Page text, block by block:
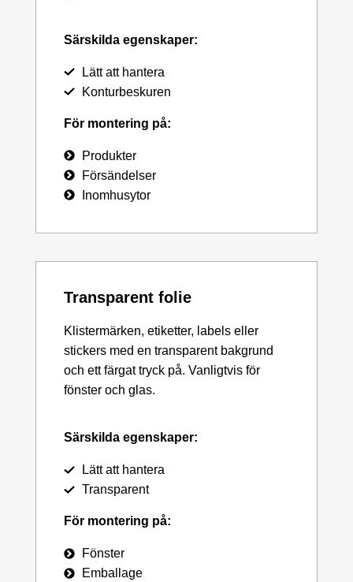
Särskilda egenskaper:
Lätt att hantera
Konturbeskuren
För montering på:
Produkter
Försändelser
Inomhusytor
Transparent folie
Klistermärken, etiketter, labels eller
stickers med en transparent bakgrund
och ett färgat tryck på. Vanligtvis för
fönster och glas.
Särskilda egenskaper:
Lätt att hantera
Transparent
För montering på:
Fönster
Emballage